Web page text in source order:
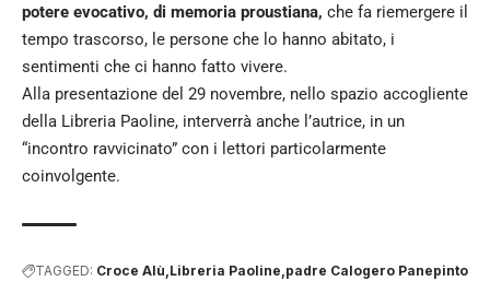
potere evocativo, di memoria proustiana, che fa riemergere il
tempo trascorso, le persone che lo hanno abitato, i
sentimenti che ci hanno fatto vivere.
Alla presentazione del 29 novembre, nello spazio accogliente
della Libreria Paoline, interverrà anche l’autrice, in un
“incontro ravvicinato” con i lettori particolarmente
coinvolgente.
TAGGED: Croce Alù Libreria Paoline padre Calogero Panepinto